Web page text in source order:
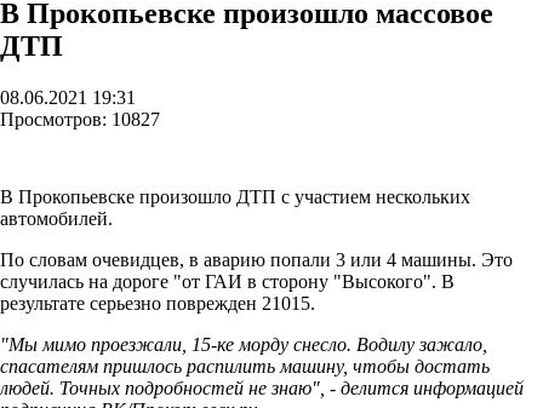
В Прокопьевске произошло массовое
ДТП
08.06.2021 19:31
Просмотров: 10827
В Прокопьевске произошло ДТП с участием нескольких
автомобилей.
По словам очевидцев, в аварию попали 3 или 4 машины. Это
случилась на дороге "от ГАИ в сторону "Высокого". В
результате серьезно поврежден 21015.
"Мы мимо проезжали, 15-ке морду снесло. Водилу зажало,
спасателям пришлось распилить машину, чтобы достать
людей. Точных подробностей не знаю", - делится информацией